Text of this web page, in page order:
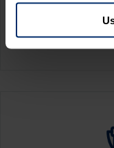
Oblicz, jaką
aby